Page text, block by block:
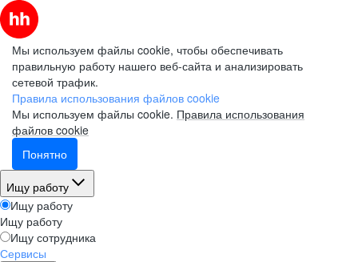
Мы используем файлы cookie, чтобы обеспечивать
правильную работу нашего веб-сайта и анализировать
сетевой трафик.
Правила использования файлов cookie
Мы используем файлы cookie. Правила использования
файлов cookie
Понятно
Ищу работу
Ищу работу
Ищу работу
Ищу сотрудника
Сервисы